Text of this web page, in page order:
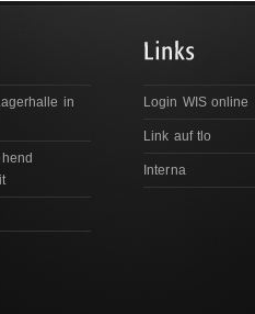
in
Login WIS online
Link auf tlo
Interna